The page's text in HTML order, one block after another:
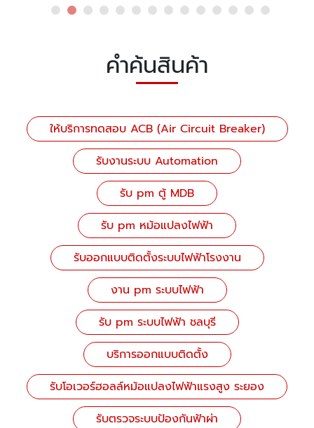
คำค้นสินค้า
ให้บริการทดสอบ ACB (Air Circuit Breaker)
รับงานระบบ Automation
รับ pm ตู้ MDB
รับ pm หม้อแปลงไฟฟ้า
รับออกแบบติดตั้งระบบไฟฟ้าโรงงาน
งาน pm ระบบไฟฟ้า
รับ pm ระบบไฟฟ้า ชลบุรี
บริการออกแบบติดตั้ง
รับโอเวอร์ฮอลล์หม้อแปลงไฟฟ้าแรงสูง ระยอง
รับตรวจระบบป้องกันฟ้าผ่า